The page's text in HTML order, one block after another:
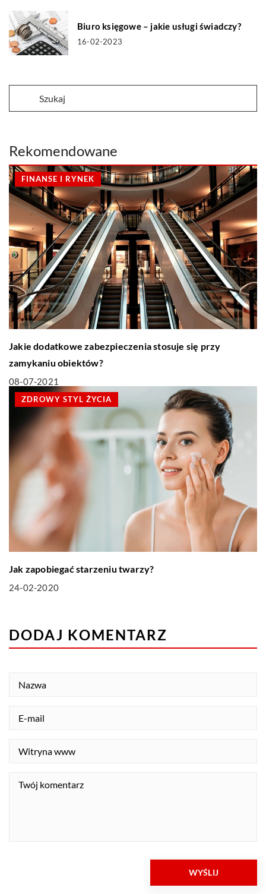
Biuro księgowe – jakie usługi świadczy?
16-02-2023
Rekomendowane
FINANSE I RYNEK
Jakie dodatkowe zabezpieczenia stosuje się przy
zamykaniu obiektów?
08-07-2021
ZDROWY STYL ŻYCIA
Jak zapobiegać starzeniu twarzy?
24-02-2020
DODAJ KOMENTARZ